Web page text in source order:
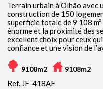
Terrain urbain à Olhão avec
construction de 150
superficie totale de 9 108
énorme et la proximité des
excellent choix pour ceux
confiance et une vision de
9108m2 9108m2
Ref. JF-418AF